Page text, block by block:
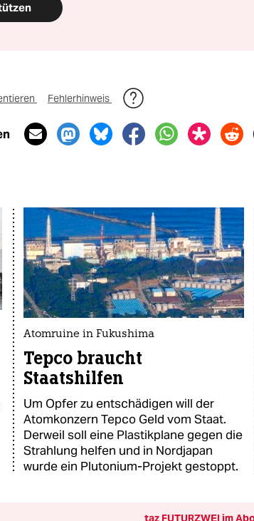
Fehlerhinweis
Atomruine in Fukushima
Tepco braucht
Staatshilfen
Um Opfer zu entschädigen will der
Atomkonzern Tepco Geld vom Staat.
Derweil soll eine Plastikplane gegen die
Strahlung helfen und in Nordjapan
wurde ein Plutonium-Projekt gestoppt.
taz FUTURZWEI im